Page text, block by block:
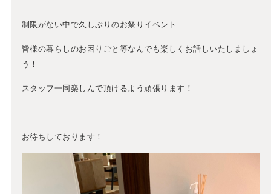
制限がない中で久しぶりのお祭りイベント
皆様の暮らしのお困りごと等なんでも楽しくお話しいたしましょ
う！
スタッフ一同楽しんで頂けるよう頑張ります！
お待ちしております！